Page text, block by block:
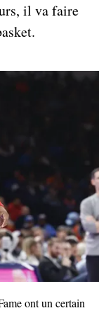
il va faire
ont un certain